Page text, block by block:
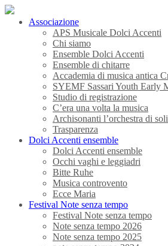
Associazione
APS Musicale Dolci Accenti
Chi siamo
Ensemble Dolci Accenti
Ensemble di chitarre
Accademia di musica antica
SYEMF Sassari Youth Early
Studio di registrazione
C’era una volta la musica
Archisonanti l’orchestra di
Trasparenza
Dolci Accenti ensemble
Dolci Accenti ensemble
Occhi vaghi e leggiadri
Bitte Ruhe
Musica controvento
Ecce Maria
Festival Note senza tempo
Festival Note senza tempo
Note senza tempo 2026
Note senza tempo 2025